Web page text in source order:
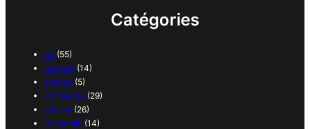
Catégories
art (55)
biologie (14)
cinéma (5)
commerce (29)
cuisine (26)
économie (14)